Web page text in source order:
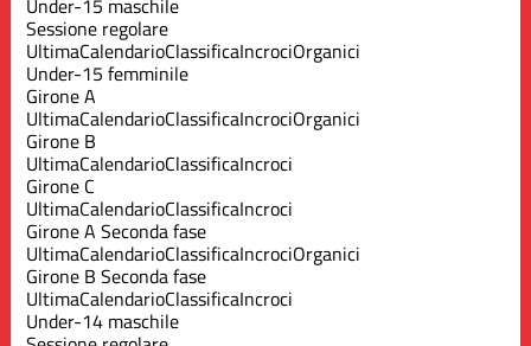
Sessione regolare
UltimaCalendarioClassificaIncrociOrganici
Under-15 femminile
Girone A
UltimaCalendarioClassificaIncrociOrganici
Girone B
UltimaCalendarioClassificaIncroci
Girone C
UltimaCalendarioClassificaIncroci
Girone A Seconda fase
UltimaCalendarioClassificaIncrociOrganici
Girone B Seconda fase
UltimaCalendarioClassificaIncroci
Under-14 maschile